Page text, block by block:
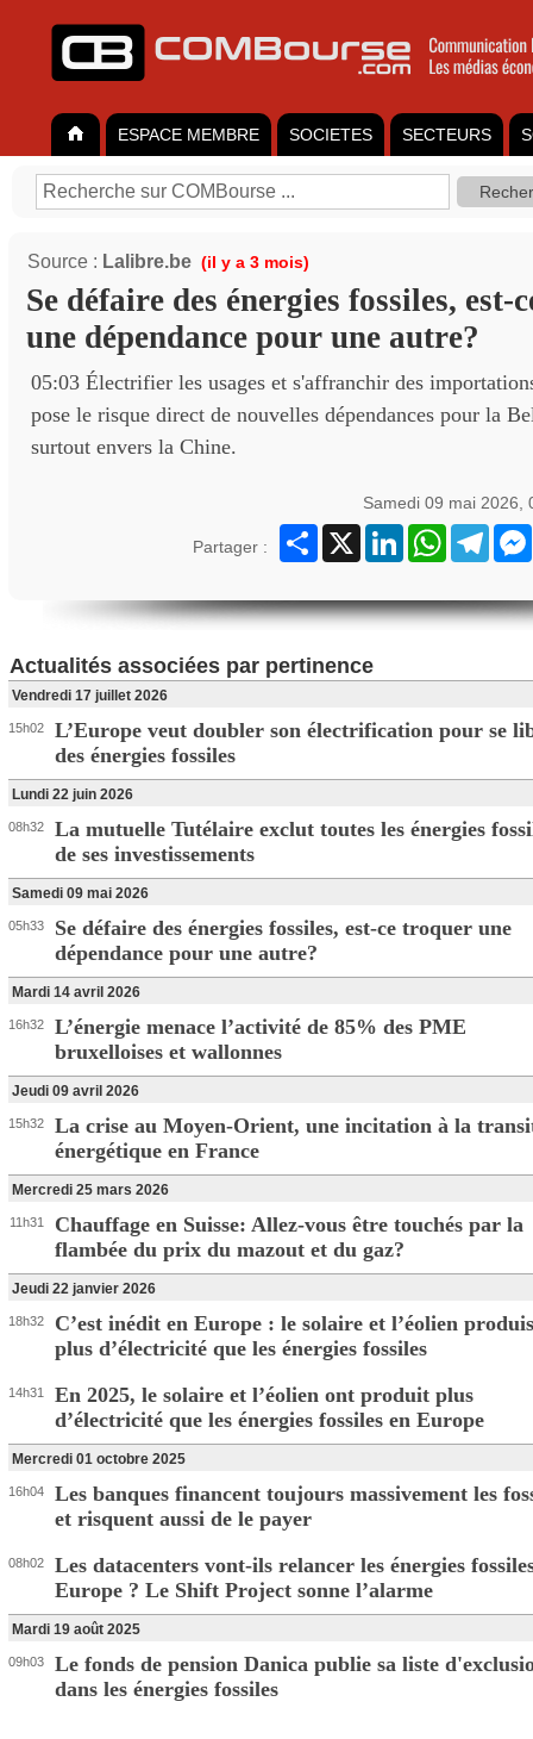
ESPACE MEMBRE SOCIETES SECTEURS
Source : Lalibre.be (il y a 3 mois)
Se défaire des énergies fossiles, est-
une dépendance pour une autre?
05:03 Électrifier les usages et s'affranchir des
pose le risque direct de nouvelles dépendances pour la
surtout envers la Chine.
Samedi 09 mai 2026,
Partager :
Partager
X LinkedInWhatsApp
Actualités associées par pertinence
Vendredi 17 juillet 2026
15h02
L’Europe veut doubler son électrification pour se
des énergies fossiles
Lundi 22 juin 2026
08h32
La mutuelle Tutélaire exclut toutes les énergies
de ses investissements
Samedi 09 mai 2026
05h33
Se défaire des énergies fossiles, est-ce troquer une
dépendance pour une autre?
Mardi 14 avril 2026
16h32
L’énergie menace l’activité de 85% des PME
bruxelloises et wallonnes
Jeudi 09 avril 2026
15h32
La crise au Moyen-Orient, une incitation à la
énergétique en France
Mercredi 25 mars 2026
11h31
Chauffage en Suisse: Allez-vous être touchés par la
flambée du prix du mazout et du gaz?
Jeudi 22 janvier 2026
18h32
C’est inédit en Europe : le solaire et l’éolien
plus d’électricité que les énergies fossiles
14h31
En 2025, le solaire et l’éolien ont produit plus
d’électricité que les énergies fossiles en Europe
Mercredi 01 octobre 2025
16h04
Les banques financent toujours massivement les
et risquent aussi de le payer
08h02
Les datacenters vont-ils relancer les énergies
Europe ? Le Shift Project sonne l’alarme
Mardi 19 août 2025
09h03
Le fonds de pension Danica publie sa liste
dans les énergies fossiles